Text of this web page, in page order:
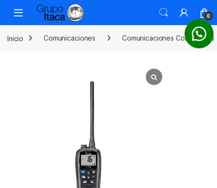
0
Inicio Comunicaciones Comunicaciones Comerciales